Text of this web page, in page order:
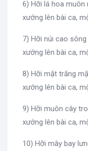
6) Hỡi lá hoa muôn
xướng lên bài ca,
7) Hỡi núi cao
xướng lên bài ca,
8) Hỡi mặt trăng
xướng lên bài ca,
9) Hỡi muôn cây
xướng lên bài ca,
10) Hỡi mây bay